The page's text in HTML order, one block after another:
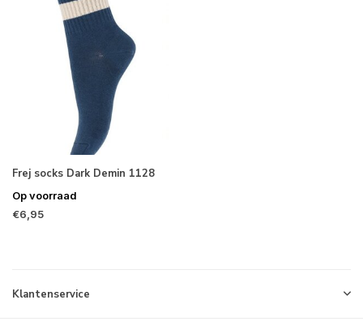
Frej socks Dark Demin 1128
Op voorraad
€6,95
Klantenservice